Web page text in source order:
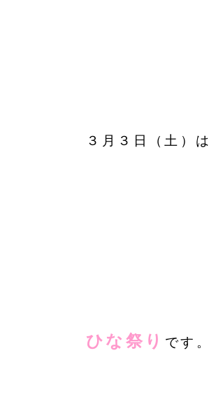
３月３日（土）は
ひな祭り です。